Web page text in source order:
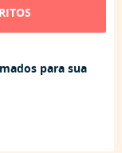
para sua